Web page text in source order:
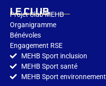
LE CLUB
Projet Club MEHB
Organigramme
Bénévoles
Engagement RSE
MEHB Sport inclusion
MEHB Sport santé
MEHB Sport environnement​